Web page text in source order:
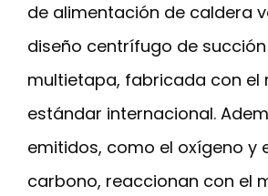
de alimentación de caldera
diseño centrífugo de
multietapa, fabricada con el
estándar internacional.
emitidos, como el oxígeno y
carbono, reaccionan con el